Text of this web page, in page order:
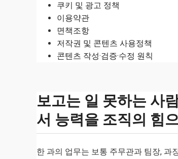
쿠키 및 광고 정책
이용약관
면책조항
저작권 및 콘텐츠 사용정책
콘텐츠 작성·검증·수정 원칙
보고는 일 못하는 사
서 능력을 조직의 힘
한 과의 업무는 보통 주무관과 팀장, 과